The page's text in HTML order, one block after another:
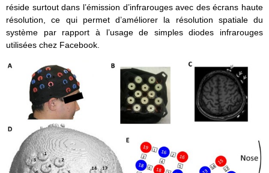
réside surtout dans l’émission d’infrarouges avec des écrans haute
résolution, ce qui permet d’améliorer la résolution spatiale du
système par rapport à l’usage de simples diodes infrarouges
utilisées chez Facebook.